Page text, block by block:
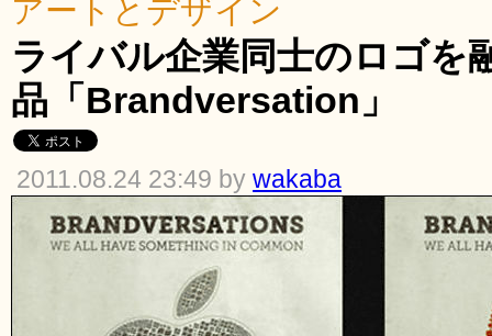
アートとデザイン
ライバル企業同士のロゴを
品「Brandversation」
2011.08.24 23:49 by wakaba